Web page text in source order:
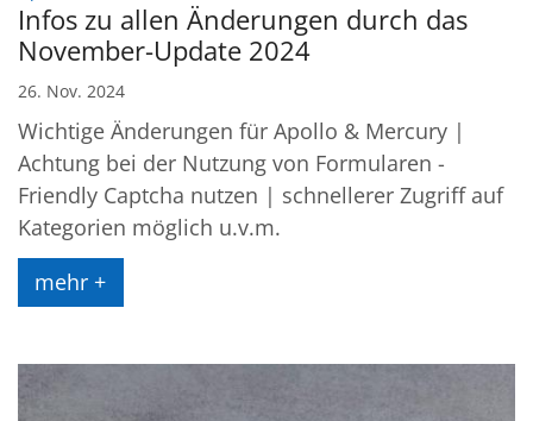
Infos zu allen Änderungen durch das
November-Update 2024
26. Nov. 2024
Wichtige Änderungen für Apollo & Mercury |
Achtung bei der Nutzung von Formularen -
Friendly Captcha nutzen | schnellerer Zugriff auf
Kategorien möglich u.v.m.
mehr +